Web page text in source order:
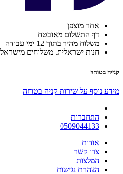
אתר מוצפן
דף התשלום מאובטח
משלוח מהיר בתוך 12 ימי עבודה
חנות ישראלית. משלוחים מישראל
קנייה בטוחה
מידע נוסף על שירות קניה בטוחה
התחברות
0509044133
אודות
צרו קשר
המלצות
הצהרת נגישות